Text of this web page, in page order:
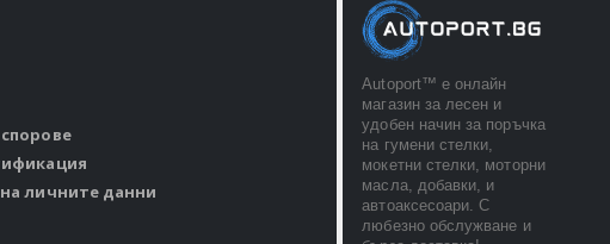
личните данни
Autoport™ e онлайн
магазин за лесен и
удобен начин за поръчка
на гумени стелки,
мокетни стелки, моторни
масла, добавки, и
автоаксесоари. С
любезно обслужване и